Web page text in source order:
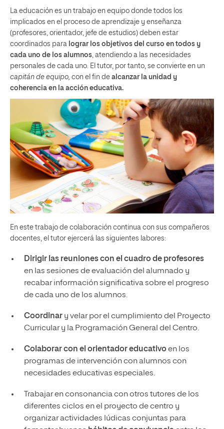
La educación es un trabajo en equipo donde todos los
implicados en el proceso de aprendizaje y enseñanza
(profesores, orientador, jefe de estudios) deben estar
coordinados para lograr los objetivos del curso en todos y
cada uno de los alumnos , atendiendo a las necesidades
personales de cada uno. El tutor, por tanto, se convierte en un
capitán de equipo, con el fin de alcanzar la unidad y
coherencia en la acción educativa.
En este trabajo de colaboración continua con sus compañeros
docentes, el tutor ejercerá las siguientes labores:
Dirigir las reuniones con el cuadro de profesores
en las sesiones de evaluación del alumnado y
recabar información significativa sobre el progreso
de cada uno de los alumnos.
Coordinary velar por el cumplimiento del Proyecto
Curricular y la Programación General del Centro.
Colaborar con el orientador educativoen los
programas de intervención con alumnos con
necesidades educativas especiales.
Trabajar en consonancia con otros tutores de los
diferentes ciclos en el proyecto de centro y
organizar actividades lúdicas conjuntas para